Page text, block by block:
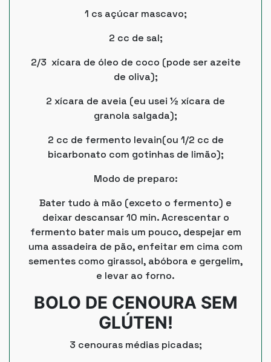
1 cs açúcar mascavo;
2 cc de sal;
2/3 xícara de óleo de coco (pode ser azeite
de oliva);
2 xícara de aveia (eu usei ½ xícara de
granola salgada);
2 cc de fermento levain(ou 1/2 cc de
bicarbonato com gotinhas de limão);
Modo de preparo:
Bater tudo à mão (exceto o fermento) e
deixar descansar 10 min. Acrescentar o
fermento bater mais um pouco, despejar em
uma assadeira de pão, enfeitar em cima com
sementes como girassol, abóbora e gergelim,
e levar ao forno.
BOLO DE CENOURA SEM
GLÚTEN!
3 cenouras médias picadas;